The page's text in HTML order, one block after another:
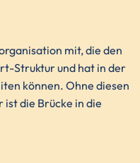
mit, die den
Struktur und hat in der
können. Ohne diesen
die Brücke in die